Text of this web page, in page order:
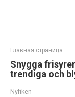
Главная страница
Snygga
trendiga och
Nyfiken